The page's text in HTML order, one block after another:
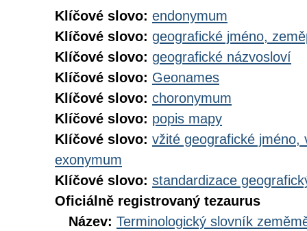
Klíčové slovo: endonymum
Klíčové slovo: geografické jméno,
Klíčové slovo: geografické názvosloví
Klíčové slovo: Geonames
Klíčové slovo: choronymum
Klíčové slovo: popis mapy
Klíčové slovo: vžité geografické jméno,
exonymum
Klíčové slovo: standardizace
Oficiálně registrovaný tezaurus
Název: Terminologický slovník